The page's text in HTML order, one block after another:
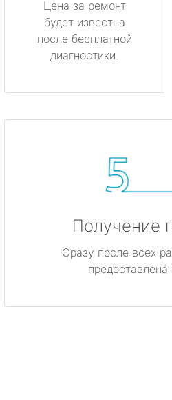
Цена за ремонт
будет известна
после бесплатной
диагностики.
Получение
Сразу после всех
предоставлена